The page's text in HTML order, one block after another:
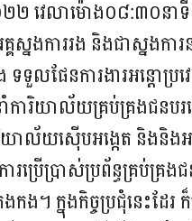
០២២ វេលាម៉ោង០៨:៣០ន
ស្នងការរង​ និងជាស្នងកា
ទទួលផែនការងារអន្តោប្
ារិយាល័យគ្រប់គ្រងជនប
ាល័យស៊ើបអង្កេត និងនិងអ
ារប្រើប្រាស់ប្រព័ន្ធគ្រប់គ្
ង។ ក្នុងកិច្ចប្រជុំនេះដែរ